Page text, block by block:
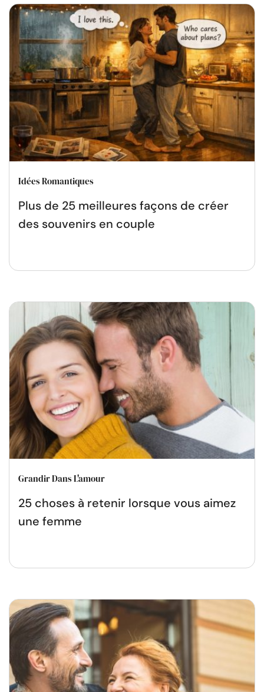
Idées Romantiques
Plus de 25 meilleures façons de créer
des souvenirs en couple
Grandir Dans L'amour
25 choses à retenir lorsque vous aimez
une femme